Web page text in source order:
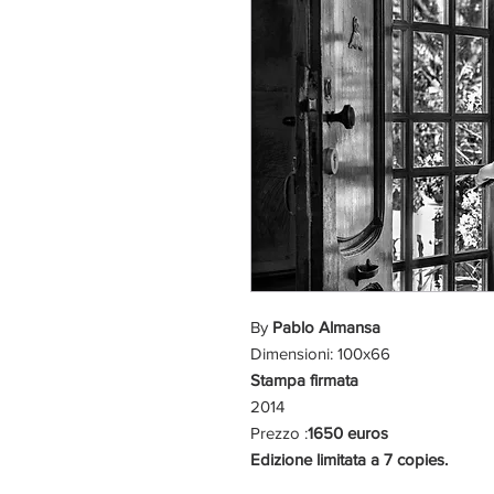
By Pablo Almansa
Dimensioni: 100x66
Stampa firmata
2014
Prezzo :1650 euros
Edizione limitata a 7 copies.